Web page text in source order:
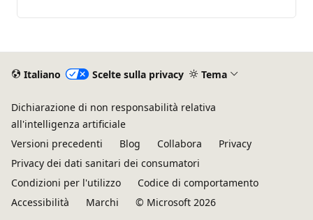
Italiano Scelte sulla privacy Tema
Dichiarazione di non responsabilità relativa
all'intelligenza artificiale
Versioni precedenti
Blog Collabora
Privacy
Privacy dei dati sanitari dei consumatori
Condizioni per l'utilizzo
Codice di comportamento
Accessibilità
Marchi © Microsoft 2026